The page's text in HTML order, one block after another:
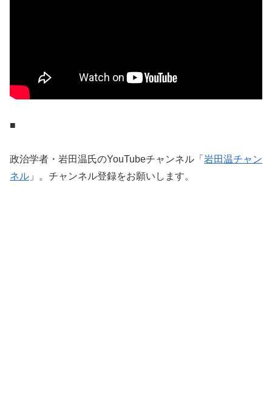
■
政治学者・岩田温氏のYouTubeチャンネル「 岩田温チャン
ネル 」。チャンネル登録をお願いします。